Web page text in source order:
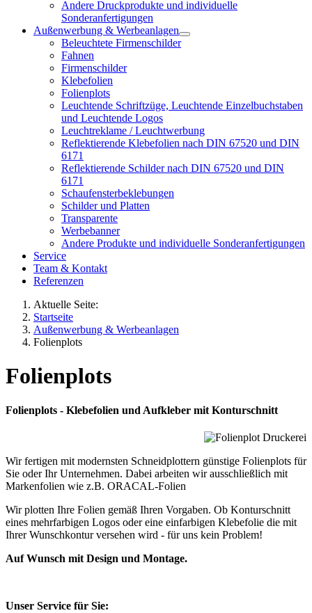
Andere Druckprodukte und individuelle
Sonderanfertigungen
Außenwerbung & Werbeanlagen
Beleuchtete Firmenschilder
Fahnen
Firmenschilder
Klebefolien
Folienplots
Leuchtende Schriftzüge, Leuchtende Einzelbuchstaben
und Leuchtende Logos
Leuchtreklame / Leuchtwerbung
Reflektierende Klebefolien nach DIN 67520 und DIN
6171
Reflektierende Schilder nach DIN 67520 und DIN
6171
Schaufensterbeklebungen
Schilder und Platten
Transparente
Werbebanner
Andere Produkte und individuelle Sonderanfertigungen
Service
Team & Kontakt
Referenzen
Aktuelle Seite:
Startseite
Außenwerbung & Werbeanlagen
Folienplots
Folienplots
Folienplots - Klebefolien und Aufkleber mit Konturschnitt
Wir fertigen mit modernsten Schneidplottern günstige Folienplots für
Sie oder Ihr Unternehmen. Dabei arbeiten wir ausschließlich mit
Markenfolien wie z.B. ORACAL-Folien
Wir plotten Ihre Folien gemäß Ihren Vorgaben. Ob Konturschnitt
eines mehrfarbigen Logos oder eine einfarbigen Klebefolie die mit
Ihrer Wunschkontur versehen wird - für uns kein Problem!
Auf Wunsch mit Design und Montage.
Unser Service für Sie: